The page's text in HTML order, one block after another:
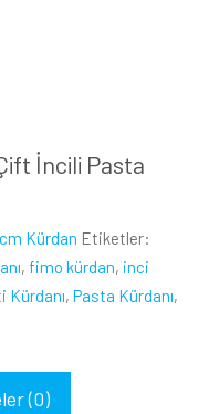
İncili Pasta
Kürdan Etiketler:
, fimo kürdan, inci
Kürdanı, Pasta Kürdanı,
(0)